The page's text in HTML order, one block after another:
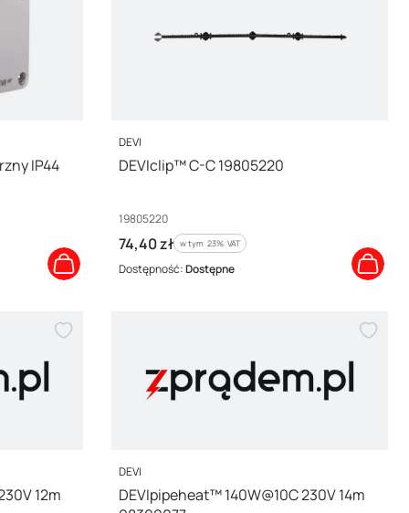
IP44
PRODUCENT
DEVI
DEVIclip™ C-C 19805220
Kod producenta
19805220
Cena brutto
74,40 zł w tym %s VAT
w tym 23% VAT
Dostępność:Dostępne
12m
PRODUCENT
DEVI
DEVIpipeheat™ 140W@10C 230V 14m